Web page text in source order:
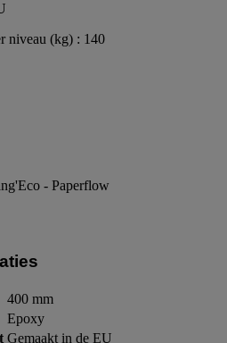
niveau (kg) : 140
- Paperflow
400 mm
Epoxy
Gemaakt in de EU